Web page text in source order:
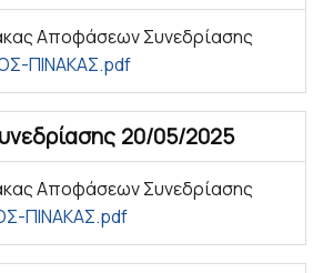
Αποφάσεων Συνεδρίασης
ΠΙΝΑΚΑΣ.pdf
20/05/2025
Αποφάσεων Συνεδρίασης
ΠΙΝΑΚΑΣ.pdf